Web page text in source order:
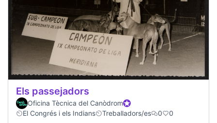
Els passejadors
Oficina Tècnica del CanòdromParticipant oficial
El Congrés i els Indians
Treballadors/es 0 0